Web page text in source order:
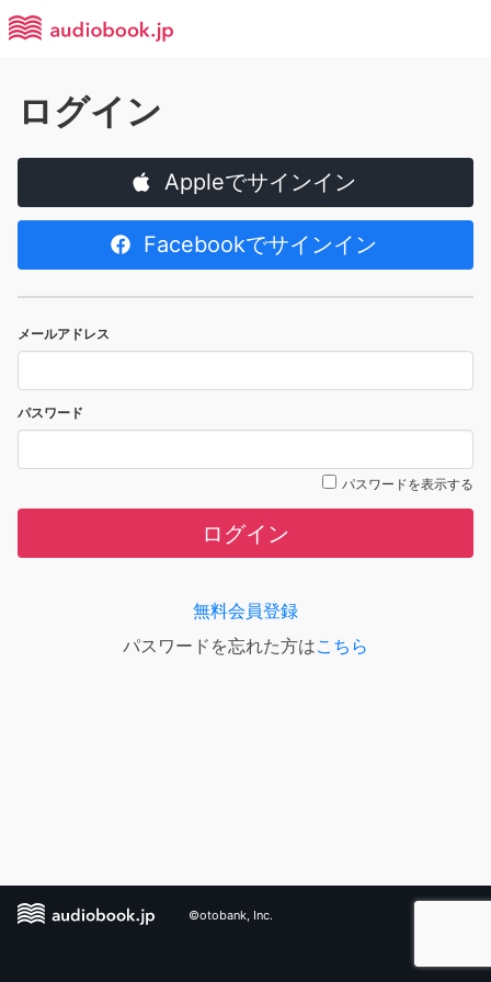
ログイン
Appleでサインイン
Facebookでサインイン
メールアドレス
パスワード
パスワードを表示する
ログイン
無料会員登録
パスワードを忘れた方はこちら
©otobank, Inc.